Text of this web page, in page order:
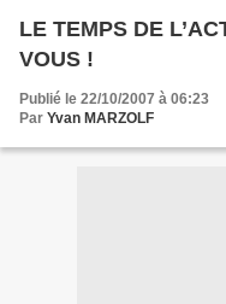
LE TEMPS DE
VOUS !
Publié le 22/10/2007 à 06:23
Par Yvan MARZOLF